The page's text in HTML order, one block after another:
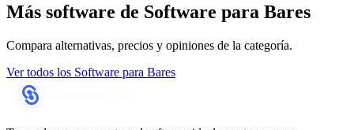
Más software de Software para Bares
Compara alternativas, precios y opiniones de la categoría.
Ver todos los Software para Bares